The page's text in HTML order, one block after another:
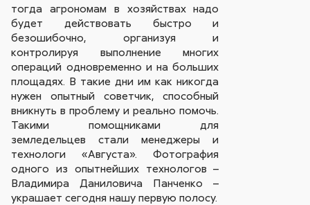
тогда агрономам в хозяйствах надо
будет действовать быстро и
безошибочно, организуя и
контролируя выполнение многих
операций одновременно и на больших
площадях. В такие дни им как никогда
нужен опытный советчик, способный
вникнуть в проблему и реально помочь.
Такими помощниками для
земледельцев стали менеджеры и
технологи «Августа». Фотография
одного из опытнейших технологов –
Владимира Даниловича Панченко –
украшает сегодня нашу первую полосу.